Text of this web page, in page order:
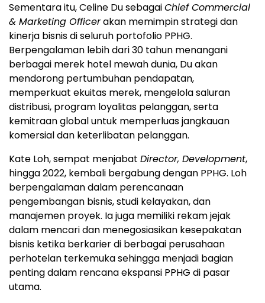
Sementara itu, Celine Du sebagaiChief Commercial
& Marketing Officerakan memimpin strategi dan
kinerja bisnis di seluruh portofolio PPHG.
Berpengalaman lebih dari 30 tahun menangani
berbagai merek hotel mewah dunia, Du akan
mendorong pertumbuhan pendapatan,
memperkuat ekuitas merek, mengelola saluran
distribusi, program loyalitas pelanggan, serta
kemitraan global untuk memperluas jangkauan
komersial dan keterlibatan pelanggan.
Kate Loh, sempat menjabat Director, Development,
hingga 2022, kembali bergabung dengan PPHG. Loh
berpengalaman dalam perencanaan
pengembangan bisnis, studi kelayakan, dan
manajemen proyek. Ia juga memiliki rekam jejak
dalam mencari dan menegosiasikan kesepakatan
bisnis ketika berkarier di berbagai perusahaan
perhotelan terkemuka sehingga menjadi bagian
penting dalam rencana ekspansi PPHG di pasar
utama.